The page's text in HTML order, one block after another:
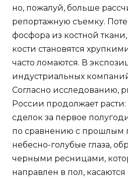
но, пожалуй, больше
репортажную съемку.
фосфора из костной
кости становятся
часто ломаются. В
индустриальных компаний
Согласно исследованию,
России продолжает
сделок за первое
по сравнению с прошлым
небесно-голубые глаза,
черными ресницами,
направлен в пол,